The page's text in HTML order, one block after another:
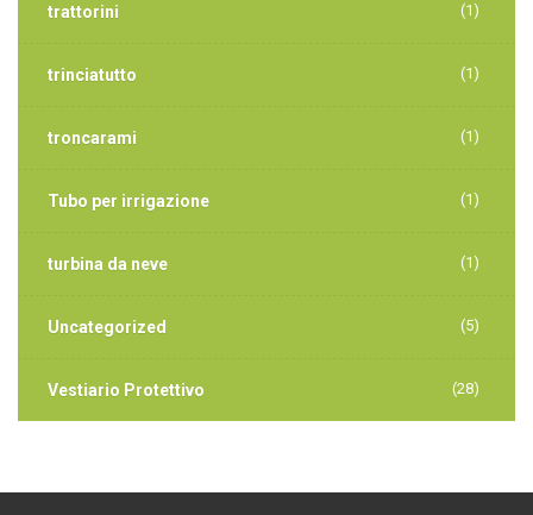
trattorini (1)
trinciatutto (1)
troncarami (1)
Tubo per irrigazione (1)
turbina da neve (1)
Uncategorized (5)
Vestiario Protettivo (28)